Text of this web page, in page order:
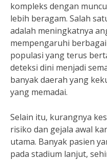
kompleks dengan
lebih beragam. Salah
adalah meningkatnya
mempengaruhi
populasi yang terus
deteksi dini menjadi
banyak daerah yang
yang memadai.
Selain itu, kurangnya
risiko dan gejala awal
utama. Banyak pasien
pada stadium lanjut,